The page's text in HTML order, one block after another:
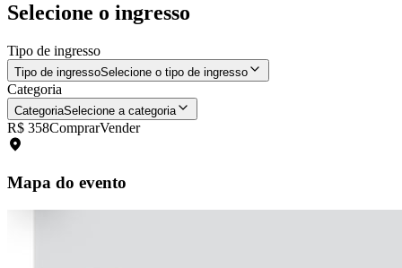
Selecione o ingresso
Tipo de ingresso
Tipo de ingressoSelecione o tipo de ingresso
Categoria
CategoriaSelecione a categoria
R$ 358ComprarVender
Mapa do evento